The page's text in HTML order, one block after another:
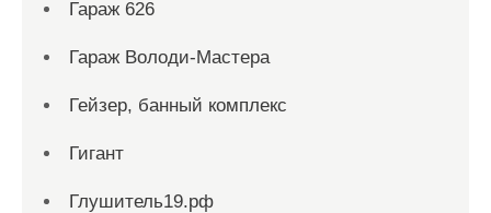
Гараж 626
Гараж Володи-Мастера
Гейзер, банный комплекс
Гигант
Глушитель19.рф